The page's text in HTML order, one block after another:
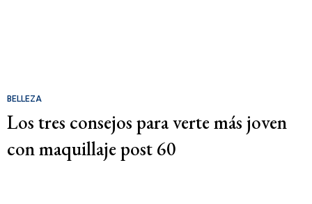
BELLEZA
Los tres consejos para verte más joven
con maquillaje post 60